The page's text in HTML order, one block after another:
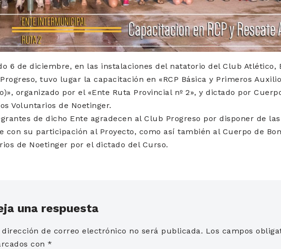
6 de diciembre, en las instalaciones del natatorio del Club Atlético,
tuvo lugar la capacitación en «RCP Básica y Primeros
organizado por el «Ente Ruta Provincial nº 2», y dictado por
Voluntarios de Noetinger.
de dicho Ente agradecen al Club Progreso por disponer de
con su participación al Proyecto, como así también al Cuerpo de
de Noetinger por el dictado del Curso.
una respuesta
dirección de correo electrónico no será publicada. Los campos
con *